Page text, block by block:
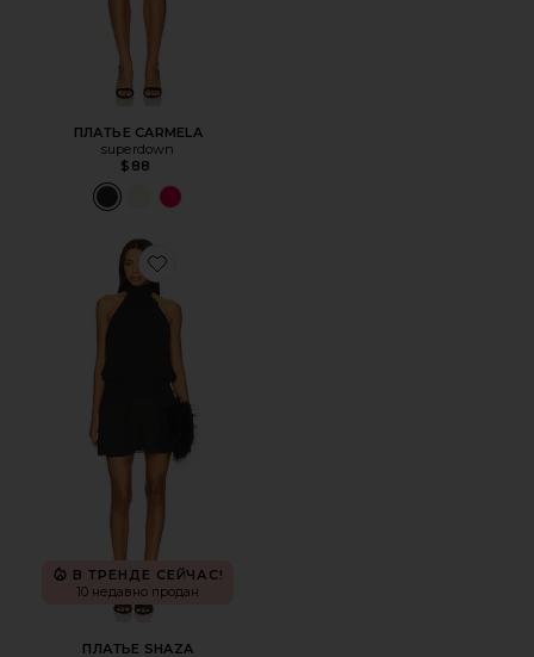
ПЛАТЬЕ CARMELA
superdown
$88
Favorite ПЛАТЬЕ SHAZA
В ТРЕНДЕ СЕЙЧАС!
10 недавно продан
ПЛАТЬЕ SHAZA